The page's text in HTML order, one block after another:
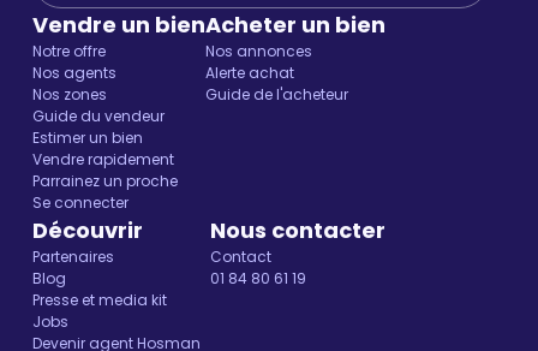
Vendre un bien
Notre offre
Nos agents
Nos zones
Guide du vendeur
Estimer un bien
Vendre rapidement
Parrainez un proche
Se connecter
Acheter un bien
Nos annonces
Alerte achat
Guide de l'acheteur
Découvrir
Partenaires
Blog
Presse et media kit
Jobs
Devenir agent Hosman
Nous contacter
Contact
01 84 80 61 19